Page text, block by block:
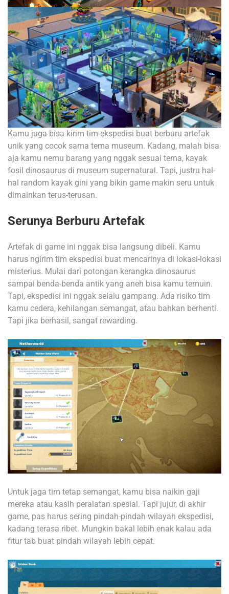
Kamu juga bisa kirim tim ekspedisi buat berburu artefak
unik yang cocok sama tema museum. Kadang, malah bisa
aja kamu nemu barang yang nggak sesuai tema, kayak
fosil dinosaurus di museum supernatural. Tapi, justru hal-
hal random kayak gini yang bikin game makin seru untuk
dimainkan terus-terusan.
Serunya Berburu Artefak
Artefak di game ini nggak bisa langsung dibeli. Kamu
harus ngirim tim ekspedisi buat mencarinya di lokasi-lokasi
misterius. Mulai dari potongan kerangka dinosaurus
sampai benda-benda antik yang aneh bisa kamu temuin.
Tapi, ekspedisi ini nggak selalu gampang. Ada risiko tim
kamu cedera, kehilangan semangat, atau bahkan berhenti.
Tapi jika berhasil, sangat rewarding.
Untuk jaga tim tetap semangat, kamu bisa naikin gaji
mereka atau kasih peralatan spesial. Tapi jujur, di akhir
game, pas harus sering pindah-pindah wilayah ekspedisi,
kadang terasa ribet. Mungkin bakal lebih enak kalau ada
fitur tab buat pindah wilayah lebih cepat.